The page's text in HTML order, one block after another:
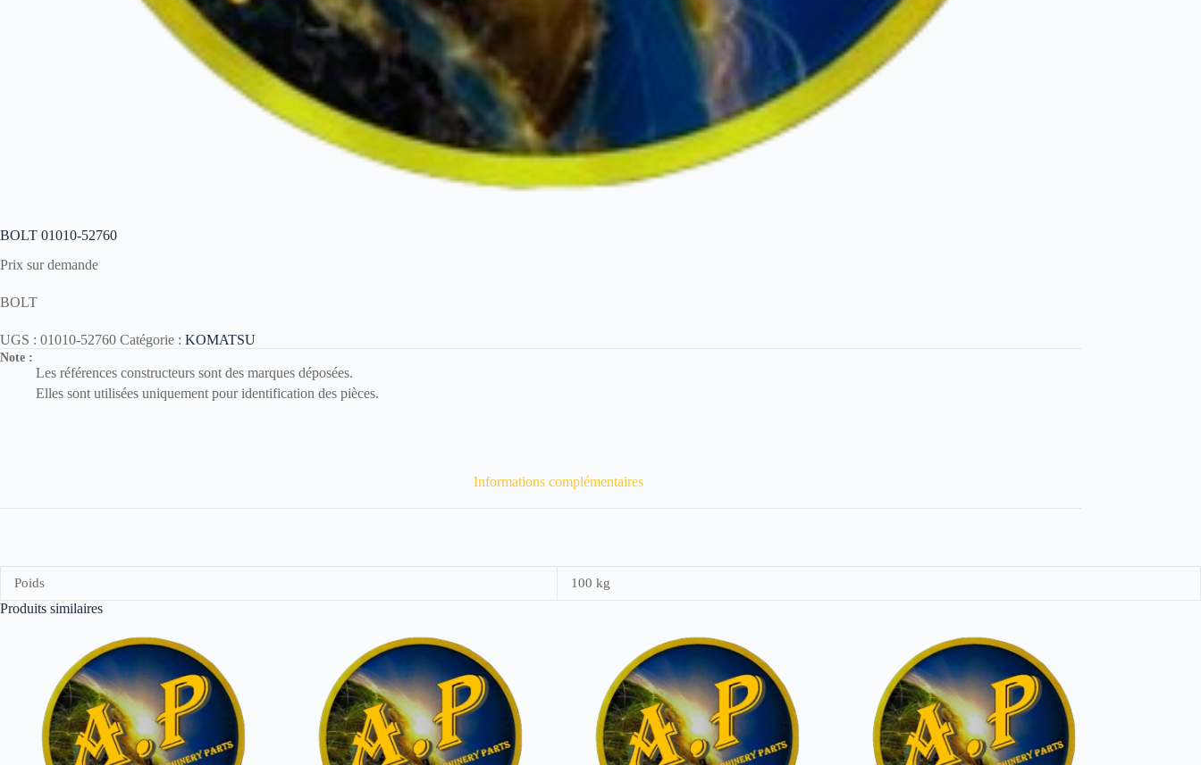
BOLT 01010-52760
Prix sur demande
BOLT
UGS : 01010-52760 Catégorie : KOMATSU
Note :
Les références constructeurs sont des marques déposées.
Elles sont utilisées uniquement pour identification des pièces.
Informations complémentaires
Poids 100 kg
Produits similaires